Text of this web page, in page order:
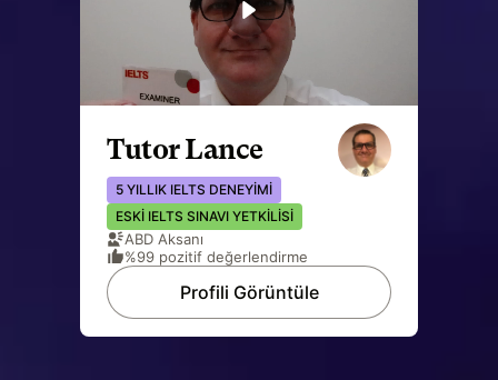
Tutor Lance
5 YILLIK IELTS DENEYIMI
ESKI IELTS SINAVI YETKILISI
ABD Aksanı
%99 pozitif değerlendirme
Profili Görüntüle